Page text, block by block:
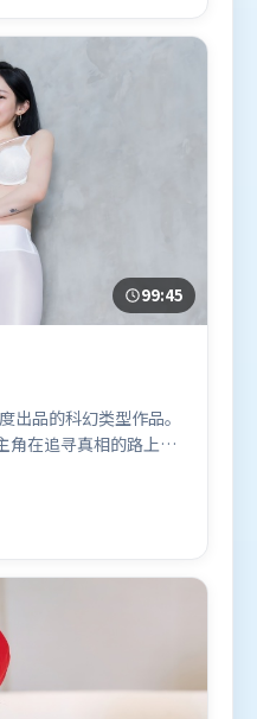
观看。
99:45
出品的科幻类型作品。
角在追寻真相的路上不
空间与节奏，文戏部
导，托尼·贾、张译、
于2024年8月18日